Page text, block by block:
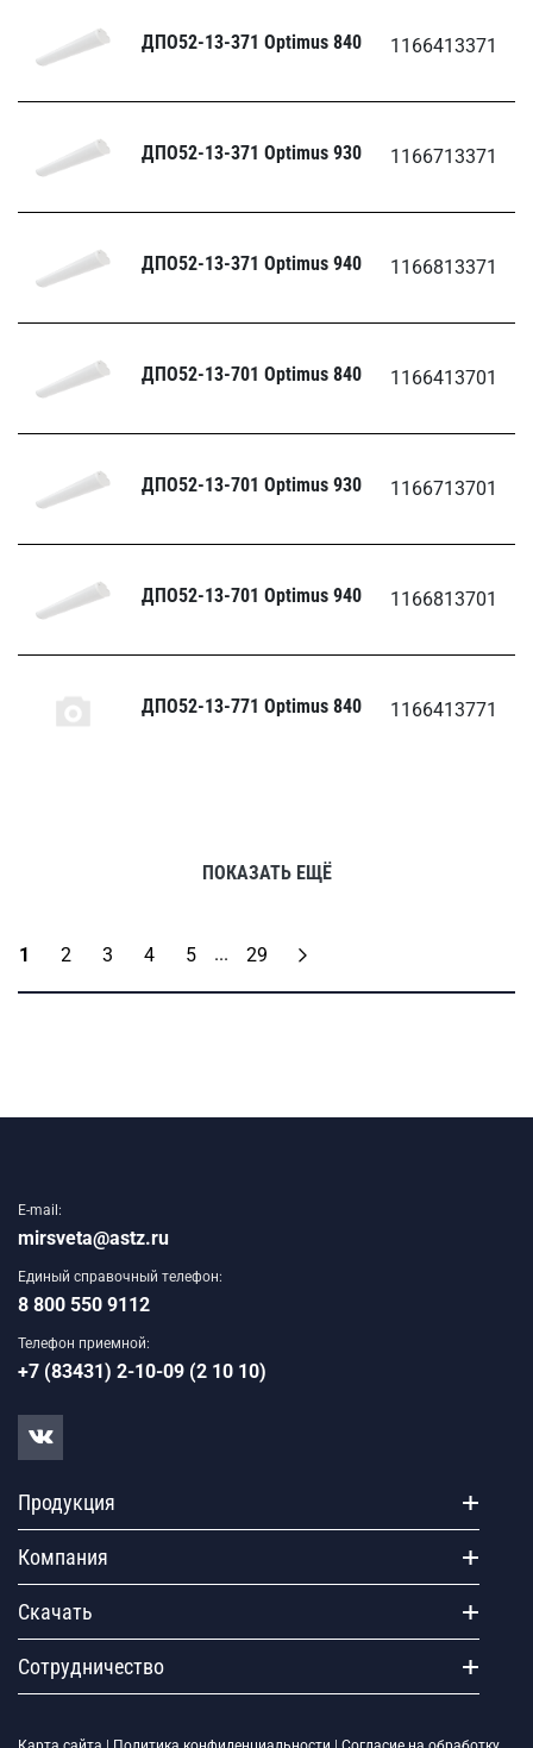
ДПО52-13-371 Optimus 840 1166413371
ДПО52-13-371 Optimus 930 1166713371
ДПО52-13-371 Optimus 940 1166813371
ДПО52-13-701 Optimus 840 1166413701
ДПО52-13-701 Optimus 930 1166713701
ДПО52-13-701 Optimus 940 1166813701
ДПО52-13-771 Optimus 840 1166413771
ПОКАЗАТЬ ЕЩЁ
1 2 3 4 5 ... 29
E-mail:
mirsveta@astz.ru
Единый справочный телефон:
8 800 550 9112
Телефон приемной:
+7 (83431) 2-10-09 (2 10 10)
Продукция
Компания
Скачать
Сотрудничество